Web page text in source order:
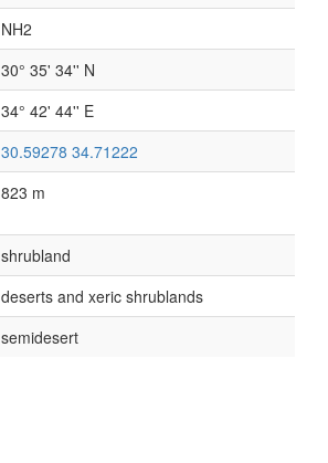
NH2
30° 35' 34'' N
34° 42' 44'' E
30.59278 34.71222
823 m
shrubland
deserts and xeric shrublands
semidesert